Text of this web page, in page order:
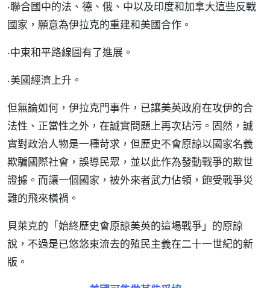
‧聯合國中的法、德、俄、中以及印度和加拿大這些反戰
國家，願意為伊拉克的重建和美國合作。
‧中東和平路線圖有了進展。
‧美國經濟上升。
但無論如何，伊拉克門事件，已讓美英政府在攻伊的合
法性、正當性之外，在誠實問題上再次玷污。固然，誠
實對政治人物是一種苛求，但歷史不會原諒以國家名義
欺騙國際社會，誤導民眾，並以此作為發動戰爭的欺世
證據。而讓一個國家，被外來者武力佔領，飽受戰爭災
難的飛來橫禍。
貝萊克的「始終歷史會原諒美英的這場戰爭」的原諒
說，不過是已悠悠東流去的殖民主義在二十一世紀的新
版。